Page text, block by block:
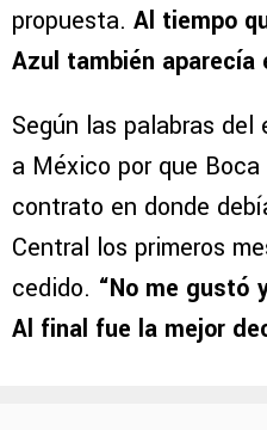
propuesta. Al tiempo
Azul también aparecía
Según las palabras del
a México por que
contrato en donde
Central los primeros
cedido. “No me gustó
Al final fue la mejor